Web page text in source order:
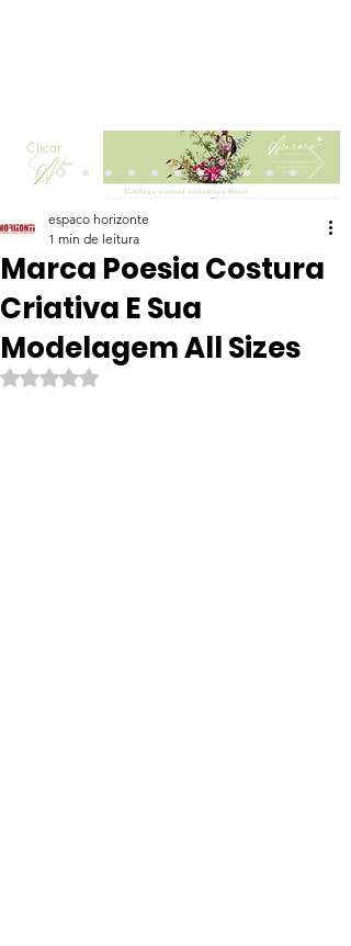
Clicar
Marca Poesia Costura
Criativa E Sua
Modelagem All Sizes
espaco horizonte
1 min de leitura
Avaliado com NaN de 5 estrelas.